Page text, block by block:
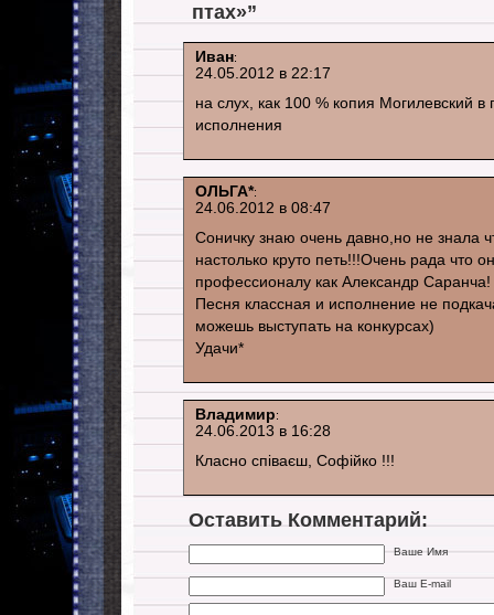
птах»”
Иван:
24.05.2012 в 22:17
на слух, как 100 % копия Могилевский
исполнения
ОЛЬГА*:
24.06.2012 в 08:47
Соничку знаю очень давно,но не знала
настолько круто петь!!!Очень рада что
профессионалу как Александр Саранча!
Песня классная и исполнение не
можешь выступать на конкурсах)
Удачи*
Владимир:
24.06.2013 в 16:28
Класно співаєш, Софійко !!!
Оставить Комментарий:
Ваше Имя
Ваш E-mail